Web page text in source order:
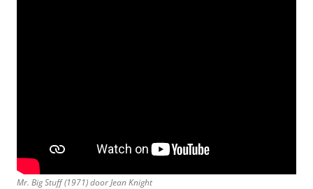
Mr. Big Stuff (1971) door Jean Knight